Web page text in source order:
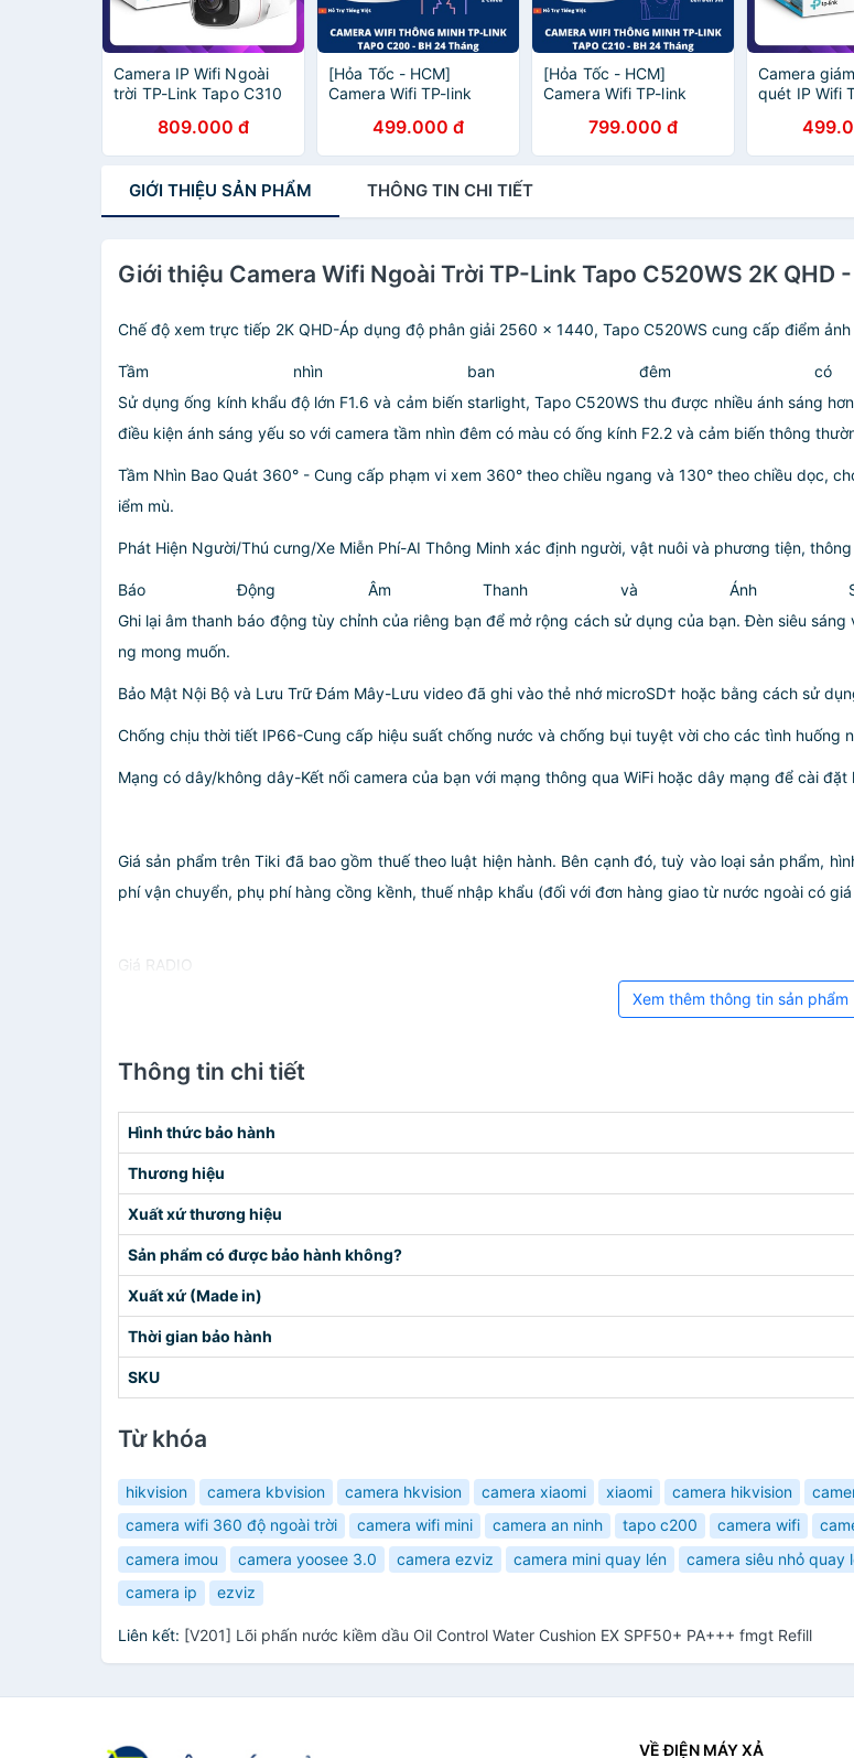
Camera IP Wifi Ngoài
trời TP-Link Tapo C310
Link Việt Nam)
809.000 đ
[Hỏa Tốc - HCM]
Camera Wifi TP-link
1080p | Hàng Chính
Hãng | Bảo Hành 24TH |
499.000 đ
[Hỏa Tốc - HCM]
Camera Wifi TP-link
1080p | Hàng Chính
Hãng | Bảo Hành 24TH |
799.000 đ
Camera
quét IP Wifi
Ninh Gia
Hãng TP-
GIỚI THIỆU SẢN PHẨM THÔNG TIN CHI TIẾT
Giới thiệu Camera Wifi Ngoài Trời TP-Link Tapo C520WS 2K QHD
Chế độ xem trực tiếp 2K QHD-Áp dụng độ phân giải 2560 × 1440, Tapo C520WS cung cấp điểm
Tầm nhìn ban đêm
Sử dụng ống kính khẩu độ lớn F1.6 và cảm biến starlight, Tapo C520WS thu được nhiều ánh sáng
điều kiện ánh sáng yếu so với camera tầm nhìn đêm có màu có ống kính F2.2 và cảm biến thông
Tầm Nhìn Bao Quát 360° - Cung cấp phạm vi xem 360° theo chiều ngang và 130° theo chiều dọc,
iểm mù.
Phát Hiện Người/Thú cưng/Xe Miễn Phí-AI Thông Minh xác định người, vật nuôi và phương tiện,
Báo Động Âm Thanh và Ánh
Ghi lại âm thanh báo động tùy chỉnh của riêng bạn để mở rộng cách sử dụng của bạn. Đèn siêu
ng mong muốn.
Bảo Mật Nội Bộ và Lưu Trữ Đám Mây-Lưu video đã ghi vào thẻ nhớ microSD† hoặc bằng cách sử
Chống chịu thời tiết IP66-Cung cấp hiệu suất chống nước và chống bụi tuyệt vời cho các tình huống
Mạng có dây/không dây-Kết nối camera của bạn với mạng thông qua WiFi hoặc dây mạng để cài đặt
Giá sản phẩm trên Tiki đã bao gồm thuế theo luật hiện hành. Bên cạnh đó, tuỳ vào loại sản phẩm,
phí vận chuyển, phụ phí hàng cồng kềnh, thuế nhập khẩu (đối với đơn hàng giao từ nước ngoài có
Giá RADIO
Xem thêm thông tin sản phẩm
Thông tin chi tiết
Hình thức bảo hành
Thương hiệu
Xuất xứ thương hiệu
Sản phẩm có được bảo hành không?
Xuất xứ (Made in)
Thời gian bảo hành
SKU
Từ khóa
hikvision camera kbvision camera hkvision camera xiaomi xiaomi camera hikvision
camera wifi 360 độ ngoài trời
camera wifi mini camera an ninh tapo c200 camera wifi
camera imou
camera yoosee 3.0 camera ezviz camera mini quay lén camera siêu nhỏ quay
camera ip
ezviz
Liên kết: [V201] Lõi phấn nước kiềm dầu Oil Control Water Cushion EX SPF50+ PA+++ fmgt Refill
VỀ ĐIỆN MÁY XẢ